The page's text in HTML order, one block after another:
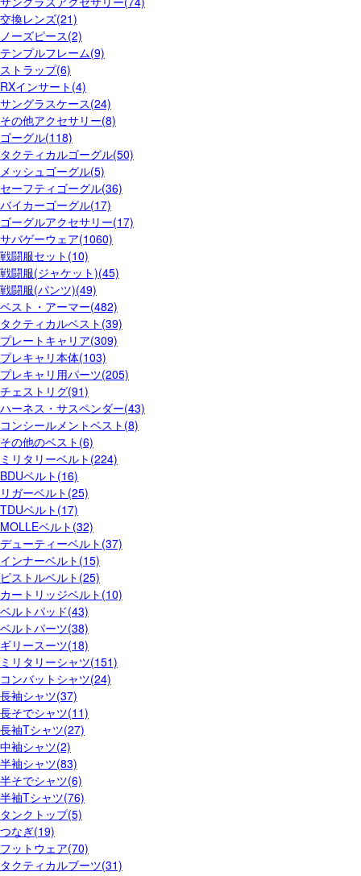
交換レンズ(21)
ノーズピース(2)
テンプルフレーム(9)
ストラップ(6)
RXインサート(4)
サングラスケース(24)
その他アクセサリー(8)
ゴーグル(118)
タクティカルゴーグル(50)
メッシュゴーグル(5)
セーフティゴーグル(36)
バイカーゴーグル(17)
ゴーグルアクセサリー(17)
サバゲーウェア(1060)
戦闘服セット(10)
戦闘服(ジャケット)(45)
戦闘服(パンツ)(49)
ベスト・アーマー(482)
タクティカルベスト(39)
プレートキャリア(309)
プレキャリ本体(103)
プレキャリ用パーツ(205)
チェストリグ(91)
ハーネス・サスペンダー(43)
コンシールメントベスト(8)
その他のベスト(6)
ミリタリーベルト(224)
BDUベルト(16)
リガーベルト(25)
TDUベルト(17)
MOLLEベルト(32)
デューティーベルト(37)
インナーベルト(15)
ピストルベルト(25)
カートリッジベルト(10)
ベルトパッド(43)
ベルトパーツ(38)
ギリースーツ(18)
ミリタリーシャツ(151)
コンバットシャツ(24)
長袖シャツ(37)
長そでシャツ(11)
長袖Tシャツ(27)
中袖シャツ(2)
半袖シャツ(83)
半そでシャツ(6)
半袖Tシャツ(76)
タンクトップ(5)
つなぎ(19)
フットウェア(70)
タクティカルブーツ(31)